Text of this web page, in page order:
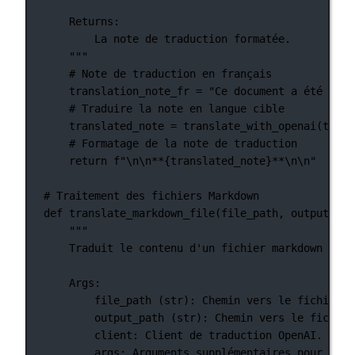
Returns:
La note de traduction formatée.
"""
# Note de traduction en français
translation_note_fr =
"Ce document a été
# Traduire la note en langue cible
translated_note =
# Formatage de la note de traduction
return
f"\n\n**{translated_note}**\n\n"
# Traitement des fichiers Markdown
def
translate_markdown_file(file_path,
"""
Traduit le contenu d'un fichier markdown
Args:
file_path (str): Chemin vers le fichier
output_path (str): Chemin vers le
client: Client de traduction OpenAI.